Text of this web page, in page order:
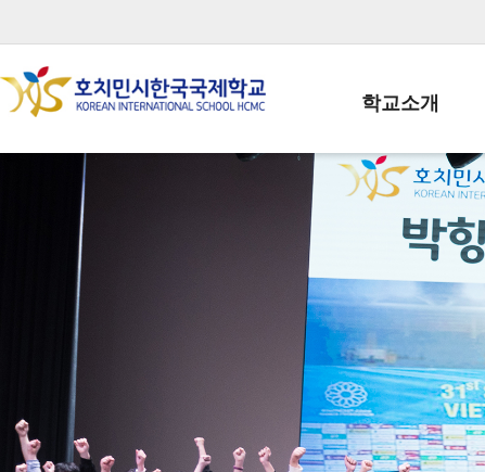
학교소개
학교장인사말
학교상징
학교연혁
교직원현황
학생현황
위치/전화
전경사진